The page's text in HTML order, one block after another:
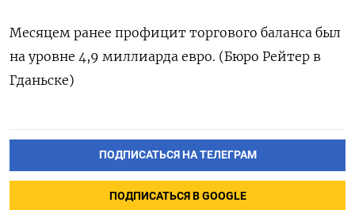
Месяцем ‌ранее ​профицит торгового баланса был ​
на ⁠уровне ‌4,9 миллиарда ‌евро. (Бюро Рейтер ​в
‌Гданьске)
ПОДПИСАТЬСЯ НА ТЕЛЕГРАМ
ПОДПИСАТЬСЯ В GOOGLE